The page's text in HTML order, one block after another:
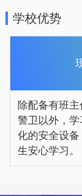
学校优势
除配备有班
警卫以外，
化的安全设
生安心学习。